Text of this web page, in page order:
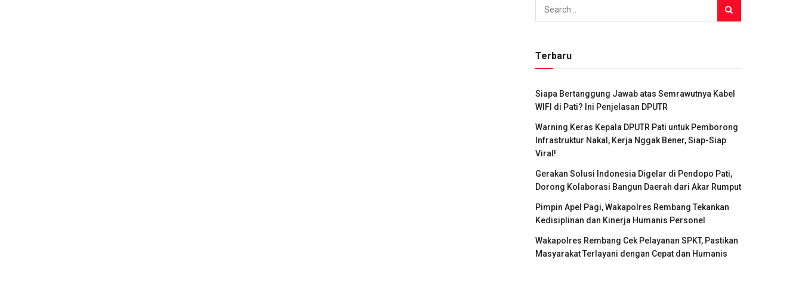
Terbaru
Siapa Bertanggung Jawab atas Semrawutnya Kabel
WIFI di Pati? Ini Penjelasan DPUTR
Warning Keras Kepala DPUTR Pati untuk Pemborong
Infrastruktur Nakal, Kerja Nggak Bener, Siap-Siap
Viral!
Gerakan Solusi Indonesia Digelar di Pendopo Pati,
Dorong Kolaborasi Bangun Daerah dari Akar Rumput
Pimpin Apel Pagi, Wakapolres Rembang Tekankan
Kedisiplinan dan Kinerja Humanis Personel
Wakapolres Rembang Cek Pelayanan SPKT, Pastikan
Masyarakat Terlayani dengan Cepat dan Humanis